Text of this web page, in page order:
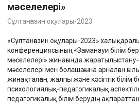
мәселелері»
Сұлтанғазин оқулары-2023
«Сұлтанғазин оқулары-2023»
конференциясының «Заманауи білім
мәселелері» жинағында жаратылыстану-
мәселелері мен болашағына арналған
жинақталған, жалпы және кәсіптік білім
психологиялық-педагогикалық
педагогикалық білім берудің